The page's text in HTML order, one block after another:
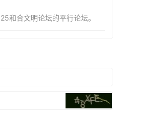
和合文明论坛的平行论坛。